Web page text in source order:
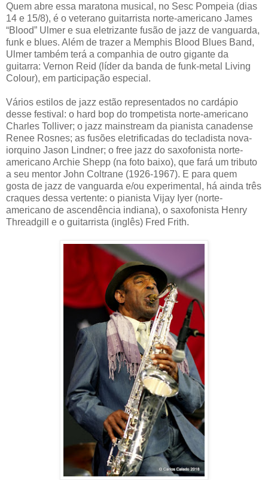
Quem abre essa maratona musical, no Sesc Pompeia (dias
14 e 15/8), é o veterano guitarrista norte-americano James
“Blood” Ulmer e sua eletrizante fusão de jazz de vanguarda,
funk e blues. Além de trazer a Memphis Blood Blues Band,
Ulmer também terá a companhia de outro gigante da
guitarra: Vernon Reid (líder da banda de funk-metal Living
Colour), em participação especial.
Vários estilos de jazz estão representados no cardápio
desse festival: o hard bop do trompetista norte-americano
Charles Tolliver; o jazz mainstream da pianista canadense
Renee Rosnes; as fusões eletrificadas do tecladista nova-
iorquino Jason Lindner; o free jazz do saxofonista norte-
americano Archie Shepp (na foto baixo), que fará um tributo
a seu mentor John Coltrane (1926-1967). E para quem
gosta de jazz de vanguarda e/ou experimental, há ainda três
craques dessa vertente: o pianista Vijay Iyer (norte-
americano de ascendência indiana), o saxofonista Henry
Threadgill e o guitarrista (inglês) Fred Frith.